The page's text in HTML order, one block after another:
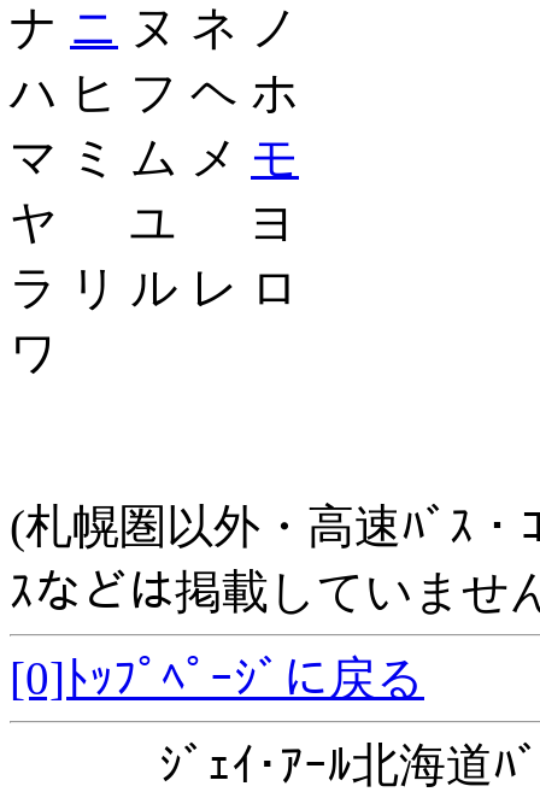
ナ ニ ヌ ネ ノ
ハ ヒ フ ヘ ホ
マ ミ ム メ モ
ヤ ユ ヨ
ラ リ ル レ ロ
ワ
(札幌圏以外・高速ﾊﾞｽ・
ｽなどは掲載していませ
[0]ﾄｯﾌﾟﾍﾟｰｼﾞに戻る
ｼﾞｪｲ･ｱｰﾙ北海道